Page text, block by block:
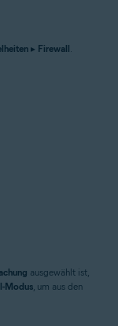
▸ Firewall
ausgewählt ist,
Modus , um aus den